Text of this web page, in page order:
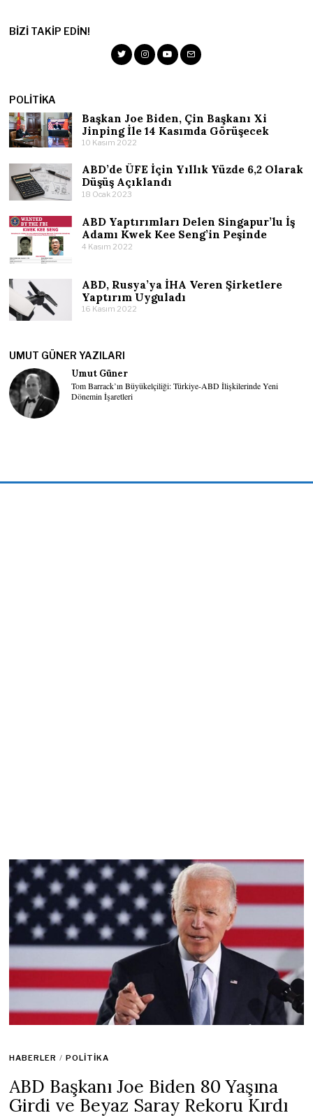
BIZI TAKIP EDIN!
POLITIKA
Başkan Joe Biden, Çin Başkanı Xi
Jinpingİle 14 Kasımda Görüşecek
10 Kasım 2022
ABD’de ÜFE İçin Yıllık Yüzde 6,2 Olarak
Düşüş Açıklandı
18 Ocak 2023
ABD Yaptırımları Delen Singapur’lu İş
Adamı Kwek Kee Seng’in Peşinde
4 Kasım 2022
ABD, Rusya’ya İHA Veren Şirketlere
Yaptırım Uyguladı
16 Kasım 2022
UMUT GÜNER YAZILARI
Umut Güner
Tom Barrack’ın Büyükelçiliği: Türkiye-ABD İlişkilerinde Yeni
Dönemin İşaretleri
HABERLER / POLITIKA
ABD Başkanı Joe Biden 80 Yaşına
Girdi ve Beyaz Saray Rekoru Kırdı